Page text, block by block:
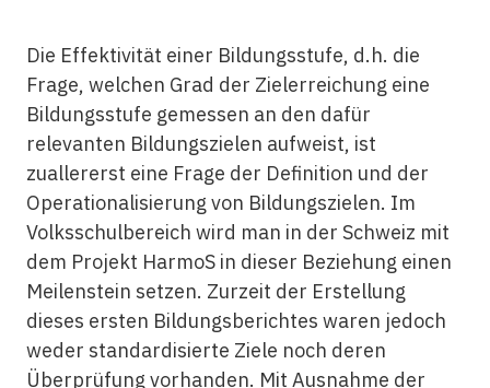
Die Effektivität einer Bildungsstufe, d.h. die
Frage, welchen Grad der Zielerreichung eine
Bildungsstufe gemessen an den dafür
relevanten Bildungszielen aufweist, ist
zuallererst eine Frage der Definition und der
Operationalisierung von Bildungszielen. Im
Volksschulbereich wird man in der Schweiz mit
dem Projekt HarmoS in dieser Beziehung einen
Meilenstein setzen. Zurzeit der Erstellung
dieses ersten Bildungsberichtes waren jedoch
weder standardisierte Ziele noch deren
Überprüfung vorhanden. Mit Ausnahme der